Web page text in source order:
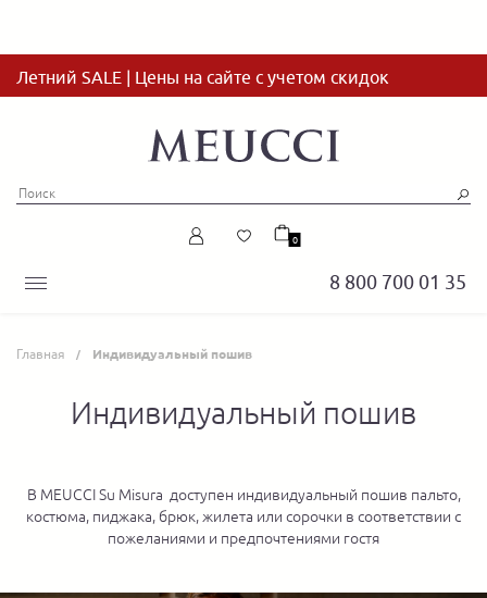
Летний SALE | Цены на сайте с учетом скидок
8 800 700 01 35
0
Главная Индивидуальный пошив
Индивидуальный пошив
В MEUCCI Su Misura доступен индивидуальный пошив пальто,
костюма, пиджака, брюк, жилета или сорочки в соответствии с
пожеланиями и предпочтениями гостя